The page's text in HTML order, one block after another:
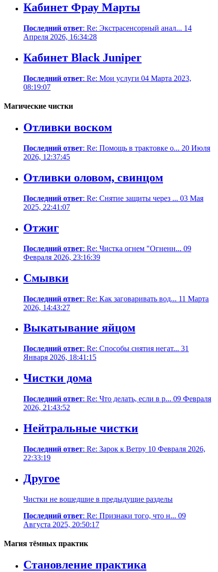
Кабинет Фрау Марты
Последний ответ: Re: Экстрасенсорный анал... 14
Апреля 2026, 16:34:28
Кабинет Black Juniper
Последний ответ: Re: Мои услуги 04 Марта 2023,
08:19:07
Магические чистки
Отливки воском
Последний ответ: Re: Помощь в трактовке о... 20 Июля
2026, 12:37:45
Отливки оловом, свинцом
Последний ответ: Re: Снятие защиты через ... 03 Мая
2025, 22:41:07
Отжиг
Последний ответ: Re: Чистка огнем "Огненн... 09
Февраля 2026, 23:16:39
Смывки
Последний ответ: Re: Как заговаривать вод... 11 Марта
2026, 14:43:27
Выкатывание яйцом
Последний ответ: Re: Способы снятия негат... 31
Января 2026, 18:41:15
Чистки дома
Последний ответ: Re: Что делать, если в р... 09 Февраля
2026, 21:43:52
Нейтральные чистки
Последний ответ: Re: Зарок к Ветру 10 Февраля 2026,
22:33:19
Другое
Чистки не вошедшие в предыдущие разделы
Последний ответ: Re: Признаки того, что н... 09
Августа 2025, 20:50:17
Магия тёмных практик
Становление практика